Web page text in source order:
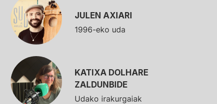
JULEN AXIARI
1996-eko uda
KATIXA DOLHARE
ZALDUNBIDE
Udako irakurgaiak